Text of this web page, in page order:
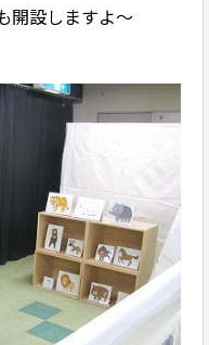
開設しますよ～